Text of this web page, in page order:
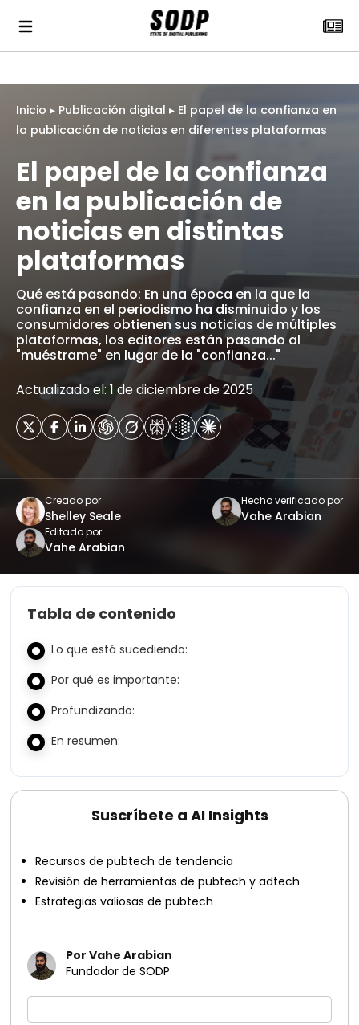
Inicio ▸ Publicación digital ▸ El papel de la confianza en
la publicación de noticias en diferentes plataformas
El papel de la confianza
en la publicación de
noticias en distintas
plataformas
Qué está pasando: En una época en la que la
confianza en el periodismo ha disminuido y los
consumidores obtienen sus noticias de múltiples
plataformas, los editores están pasando al
"muéstrame" en lugar de la "confianza..."
Actualizado el: 1 de diciembre de 2025
Creado por
Shelley Seale
Hecho verificado por
Vahe Arabian
Editado por
Vahe Arabian
Tabla de contenido
Lo que está sucediendo:
Por qué es importante:
Profundizando:
En resumen:
Suscríbete a AI Insights
Recursos de pubtech de tendencia
Revisión de herramientas de pubtech y adtech
Estrategias valiosas de pubtech
Por Vahe Arabian
Fundador de SODP